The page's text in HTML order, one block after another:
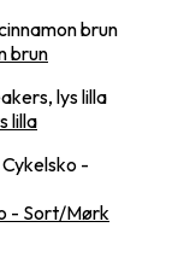
brun
lilla
- Sort/Mørk